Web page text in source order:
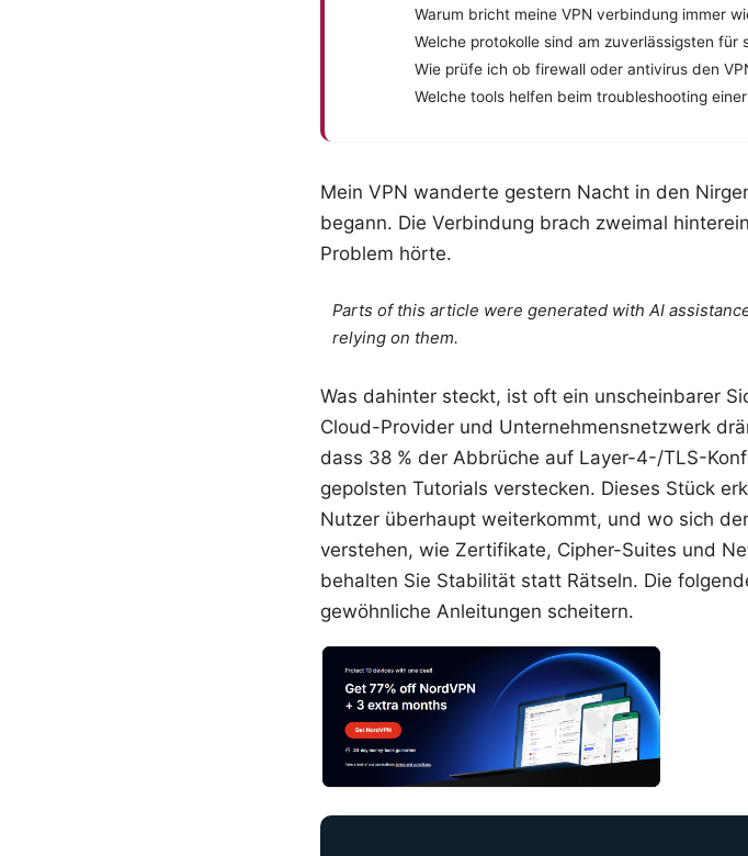
Warum bricht meine VPN verbindung immer
Welche protokolle sind am zuverlässigsten für
Wie prüfe ich ob firewall oder antivirus den
Welche tools helfen beim troubleshooting
Mein VPN wanderte gestern Nacht in den
begann. Die Verbindung brach zweimal
Problem hörte.
Parts of this article were generated with AI
relying on them.
Was dahinter steckt, ist oft ein unscheinbarer
Cloud-Provider und Unternehmensnetzwerk
dass 38 % der Abbrüche auf Layer-4-/TLS-
gepolsten Tutorials verstecken. Dieses Stück
Nutzer überhaupt weiterkommt, und wo sich
verstehen, wie Zertifikate, Cipher-Suites und
behalten Sie Stabilität statt Rätseln. Die
gewöhnliche Anleitungen scheitern.